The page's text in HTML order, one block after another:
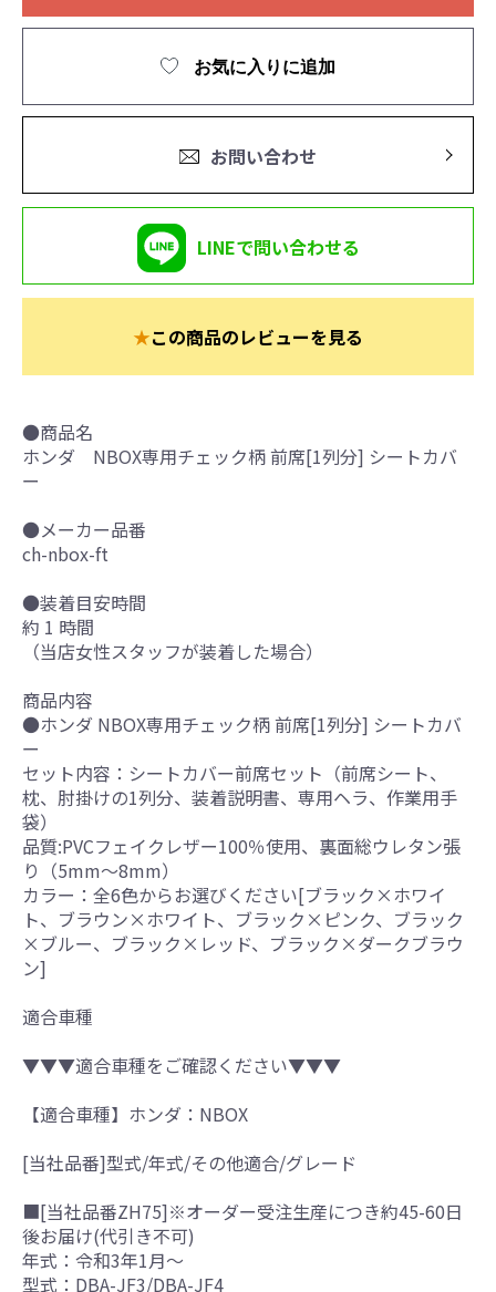
お気に入りに追加
お問い合わせ
LINEで問い合わせる
★この商品のレビューを見る
●商品名
ホンダ NBOX専用チェック柄 前席[1列分] シートカバ
ー
●メーカー品番
ch-nbox-ft
●装着目安時間
約 1 時間
（当店女性スタッフが装着した場合）
商品内容
●ホンダ NBOX専用チェック柄 前席[1列分] シートカバ
ー
セット内容：シートカバー前席セット（前席シート、
枕、肘掛けの1列分、装着説明書、専用ヘラ、作業用手
袋）
品質:PVCフェイクレザー100％使用、裏面総ウレタン張
り（5mm～8mm）
カラー：全6色からお選びください[ブラック×ホワイ
ト、ブラウン×ホワイト、ブラック×ピンク、ブラック
×ブルー、ブラック×レッド、ブラック×ダークブラウ
ン]
適合車種
▼▼▼適合車種をご確認ください▼▼▼
【適合車種】ホンダ：NBOX
[当社品番]型式/年式/その他適合/グレード
■[当社品番ZH75]※オーダー受注生産につき約45-60日
後お届け(代引き不可)
年式：令和3年1月～
型式：DBA-JF3/DBA-JF4